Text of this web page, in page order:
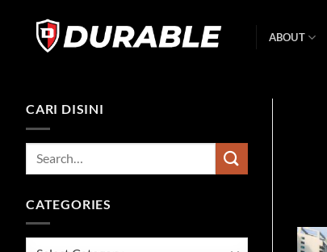
ABOUT
CARI DISINI
CATEGORIES